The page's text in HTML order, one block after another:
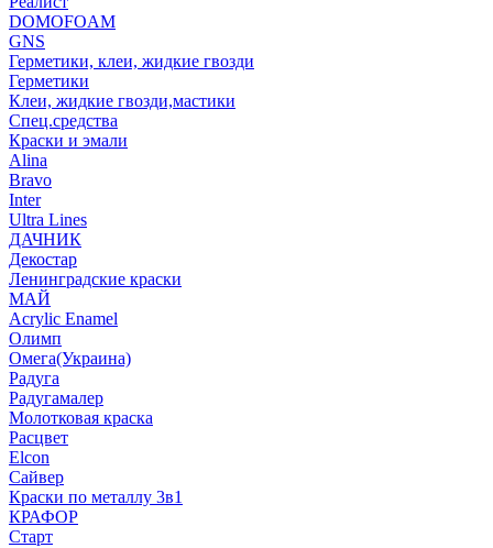
DOMOFOAM
GNS
Герметики, клеи, жидкие гвозди
Герметики
Клеи, жидкие гвозди,мастики
Спец.средства
Краски и эмали
Alina
Bravo
Inter
Ultra Lines
ДАЧНИК
Декостар
Ленинградские краски
МАЙ
Acrylic Enamel
Олимп
Омега(Украина)
Радуга
Радугамалер
Молотковая краска
Расцвет
Elcon
Сайвер
Краски по металлу 3в1
КРАФОР
Старт